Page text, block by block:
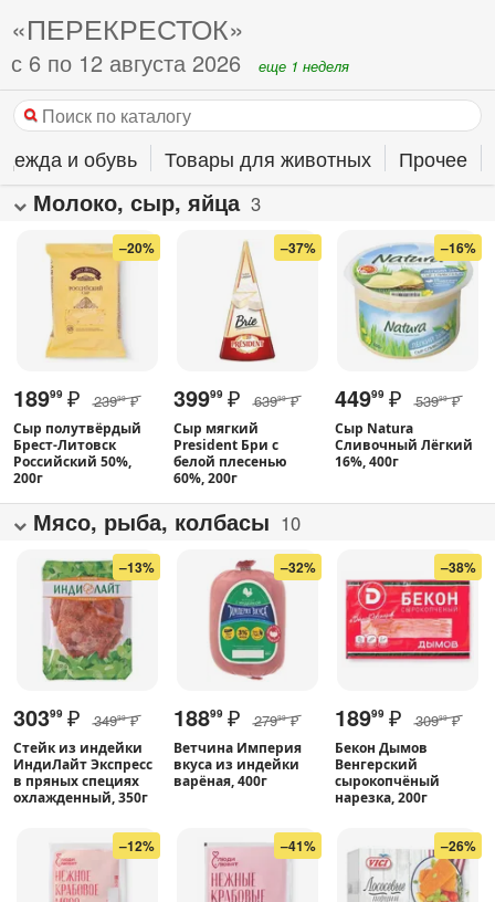
«ПЕРЕКРЕСТОК»
с 6 по 12 августа 2026 еще 1 неделя
и обувь Товары для животных Прочее
Молоко, сыр, яйца 3
–20%
18999 ₽ 23999 ₽
Сыр полутвёрдый
Брест-Литовск
Российский 50%,
200г
–37%
39999 ₽ 63999 ₽
Сыр мягкий
President Бри с
белой плесенью
60%, 200г
–16%
44999 ₽ 53999 ₽
Сыр Natura
Сливочный Лёгкий
16%, 400г
Мясо, рыба, колбасы 10
–13%
30399 ₽ 34999 ₽
Стейк из индейки
ИндиЛайт Экспресс
в пряных специях
охлажденный, 350г
–32%
18899 ₽ 27999 ₽
Ветчина Империя
вкуса из индейки
варёная, 400г
–38%
18999 ₽ 30999 ₽
Бекон Дымов
Венгерский
сырокопчёный
нарезка, 200г
–12% –41% –26%